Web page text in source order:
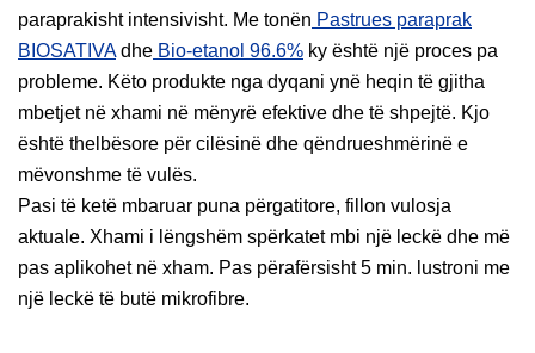
paraprakisht intensivisht. Me tonën Pastrues paraprak
BIOSATIVAdhe Bio-etanol 96.6% ky është një proces pa
probleme. Këto produkte nga dyqani ynë heqin të gjitha
mbetjet në xhami në mënyrë efektive dhe të shpejtë. Kjo
është thelbësore për cilësinë dhe qëndrueshmërinë e
mëvonshme të vulës.
Pasi të ketë mbaruar puna përgatitore, fillon vulosja
aktuale. Xhami i lëngshëm spërkatet mbi një leckë dhe më
pas aplikohet në xham. Pas përafërsisht 5 min. lustroni me
një leckë të butë mikrofibre.